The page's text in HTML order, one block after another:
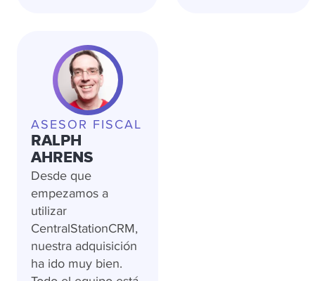
ASESOR FISCAL
RALPH
AHRENS
Desde que
empezamos a
utilizar
CentralStationCRM,
nuestra adquisición
ha ido muy bien.